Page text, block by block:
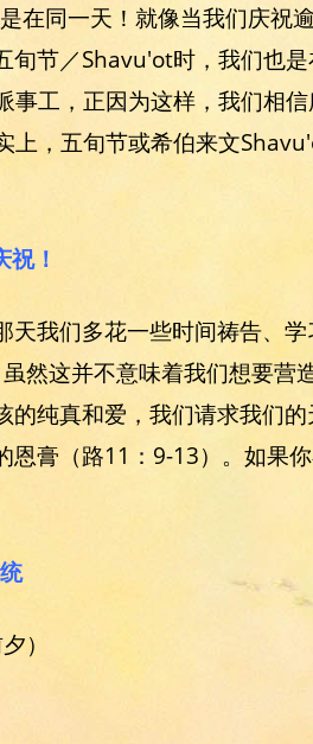
在同一天！就像当我们庆祝
节／Shavu'ot时，我们也
工，正因为这样，我们相
上，五旬节或希伯来文
祝！
我们多花一些时间祷告、
然这并不意味着我们想要营
纯真和爱，我们请求我们
膏（路11：9-13）。如果
）